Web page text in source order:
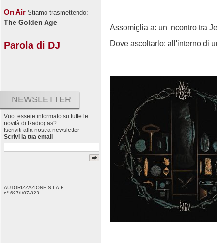
On Air Stiamo trasmettendo:
The Golden Age
Parola di DJ
NEWSLETTER
Vuoi essere informato su tutte le
novità di Radiogas?
Iscriviti alla nostra newsletter
Scrivi la tua email
AUTORIZZAZIONE S.I.A.E.
n° 697/I/07-823
Assomiglia a: un incontro tra
Dove ascoltarlo: all'interno di